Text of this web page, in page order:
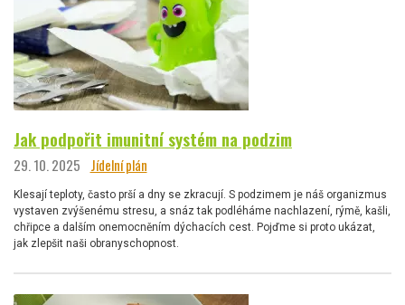
Jak podpořit imunitní systém na podzim
29. 10. 2025 Jídelní plán
Klesají teploty, často prší a dny se zkracují. S podzimem je náš organizmus
vystaven zvýšenému stresu, a snáz tak podléháme nachlazení, rýmě, kašli,
chřipce a dalším onemocněním dýchacích cest. Pojďme si proto ukázat,
jak zlepšit naši obranyschopnost.